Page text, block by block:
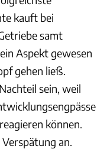
kauft bei
samt
Aspekt gewesen
gehen ließ.
sein, weil
können.
an.